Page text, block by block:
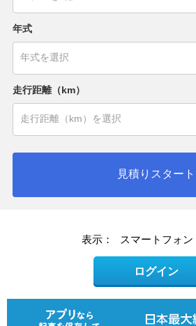
年式
走行距離（km）
見積りスタート
表示： スマートフォン
ログイン